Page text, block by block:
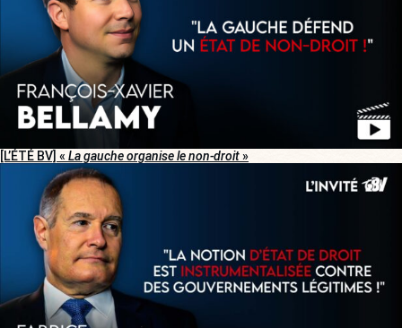
[L’ÉTÉ BV] « La gauche organise le non-droit»